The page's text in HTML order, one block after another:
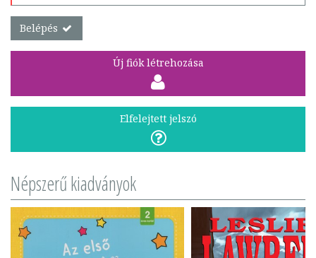
Belépés
Új fiók létrehozása
Elfelejtett jelszó
Népszerű kiadványok